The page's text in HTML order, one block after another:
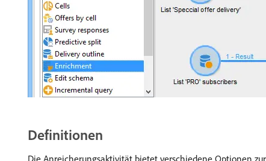
Definitionen
Die Anreicherungsaktivität bietet verschiedene Optionen